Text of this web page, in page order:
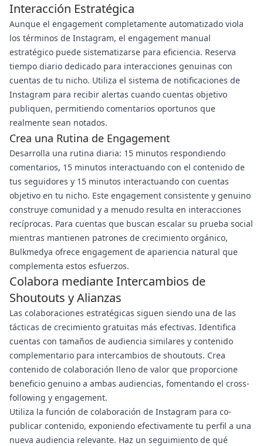
Interacción Estratégica
Aunque el engagement completamente automatizado viola
los términos de Instagram, el engagement manual
estratégico puede sistematizarse para eficiencia. Reserva
tiempo diario dedicado para interacciones genuinas con
cuentas de tu nicho. Utiliza el sistema de notificaciones de
Instagram para recibir alertas cuando cuentas objetivo
publiquen, permitiendo comentarios oportunos que
realmente sean notados.
Crea una Rutina de Engagement
Desarrolla una rutina diaria: 15 minutos respondiendo
comentarios, 15 minutos interactuando con el contenido de
tus seguidores y 15 minutos interactuando con cuentas
objetivo en tu nicho. Este engagement consistente y genuino
construye comunidad y a menudo resulta en interacciones
recíprocas. Para cuentas que buscan escalar su prueba social
mientras mantienen patrones de crecimiento orgánico,
Bulkmedya ofrece engagement de apariencia natural que
complementa estos esfuerzos.
Colabora mediante Intercambios de
Shoutouts y Alianzas
Las colaboraciones estratégicas siguen siendo una de las
tácticas de crecimiento gratuitas más efectivas. Identifica
cuentas con tamaños de audiencia similares y contenido
complementario para intercambios de shoutouts. Crea
contenido de colaboración lleno de valor que proporcione
beneficio genuino a ambas audiencias, fomentando el cross-
following y engagement.
Utiliza la función de colaboración de Instagram para co-
publicar contenido, exponiendo efectivamente tu perfil a una
nueva audiencia relevante. Haz un seguimiento de qué